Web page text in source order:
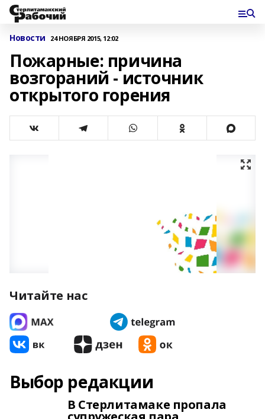
Новости 24 НОЯБРЯ 2015, 12:02
Пожарные: причина
возгораний - источник
открытого горения
Читайте нас
Выбор редакции
В Стерлитамаке пропала